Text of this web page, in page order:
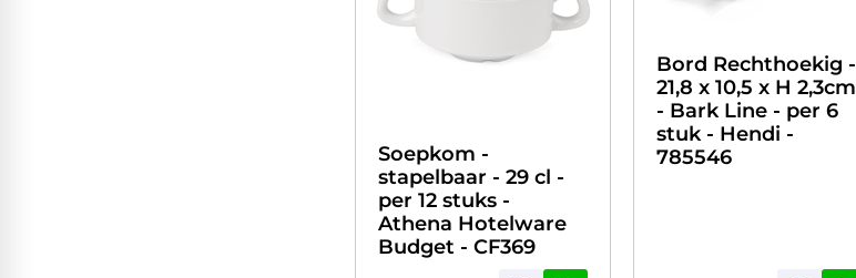
Soepkom -
stapelbaar - 29 cl -
per 12 stuks -
Athena Hotelware
Budget - CF369
Bord Rechthoekig -
21,8 x 10,5 x H 2,3cm
- Bark Line - per 6
stuk - Hendi -
785546